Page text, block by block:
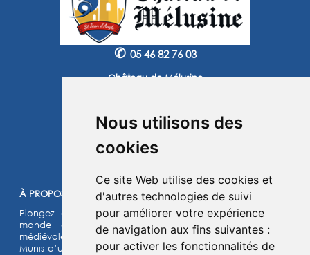
Nous utilisons des
cookies
Ce site Web utilise des cookies et
d'autres technologies de suivi
pour améliorer votre expérience
de navigation aux fins suivantes :
pour activer les fonctionnalités de
✆ 05 46 82 76 03
Château de Mélusine
Instagram Facebook
À PROPOS :
Plongez dans l'histoire et laissez-vous transporter dans un
monde de chevaliers, de princesses et de légendes
médiévales.
Munis d’un jeu d’énigmes pour les enfants et d’un quiz pour